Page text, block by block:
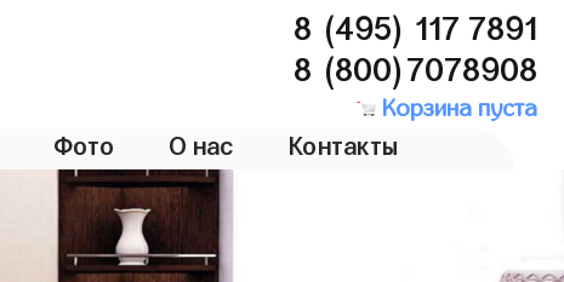
8 (495) 117 7891
8 (800)7078908
Корзина пуста
Фото О нас Контакты